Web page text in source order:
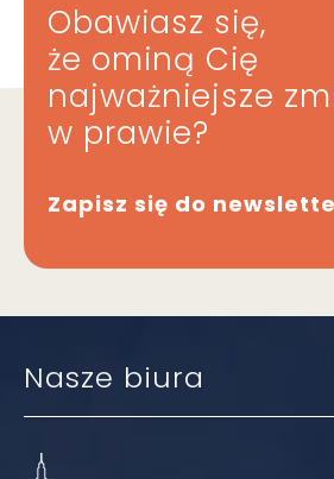
Obawiasz się,
że ominą Cię
najważniejsze
w prawie?
Zapisz się do
Nasze biura